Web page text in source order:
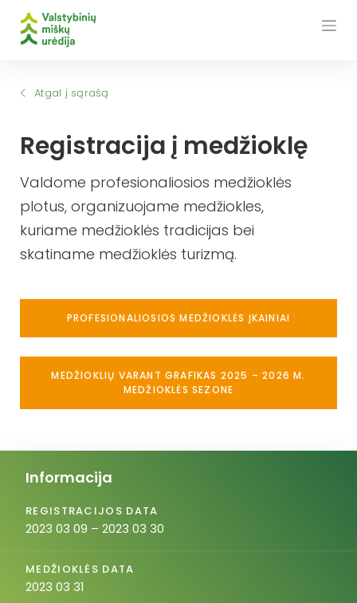
Atgal į sąrašą
Registracija į medžioklę
Valdome profesionaliosios medžioklės
plotus, organizuojame medžiokles,
kuriame medžioklės tradicijas bei
skatiname medžioklės turizmą.
PROFESIONALIOSIOS MEDŽIOKLĖS ĮKAINIAI
MEDŽIOKLIŲ VARANT GRAFIKAS 2025 – 2026 M.
MEDŽIOKLĖS SEZONE
Informacija
REGISTRACIJOS DATA
2023 03 09 – 2023 03 30
MEDŽIOKLĖS DATA
2023 03 31